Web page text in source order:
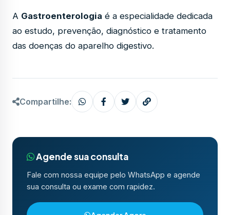
A Gastroenterologia é a especialidade dedicada
ao estudo, prevenção, diagnóstico e tratamento
das doenças do aparelho digestivo.
Compartilhe:
Agende sua consulta
Fale com nossa equipe pelo WhatsApp e agende
sua consulta ou exame com rapidez.